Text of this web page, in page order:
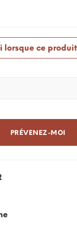
lorsque ce
PRÉVENEZ-MOI